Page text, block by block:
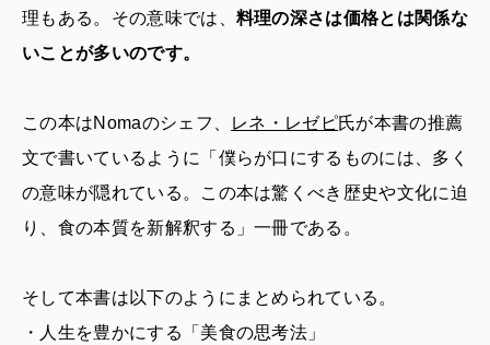
理もある。その意味では、 料理の深さは価格とは関係な
いことが多いのです。
この本はNomaのシェフ、 レネ・レゼピ氏が本書の推薦
文で書いているように「僕らが口にするものには、多く
の意味が隠れている。この本は驚くべき歴史や文化に迫
り、食の本質を新解釈する」一冊である。
そして本書は以下のようにまとめられている。
・人生を豊かにする「美食の思考法」